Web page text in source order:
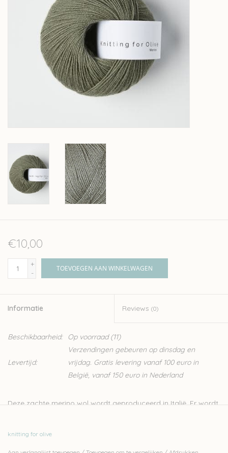
Over wolder
€10,00
+
-
TOEVOEGEN AAN WINKELWAGEN
Informatie Reviews (0)
Beschikbaarheid: Op voorraad(11)
Levertijd:
Verzendingen gebeuren op dinsdag en
vrijdag. Gratis levering vanaf 100 euro in
België, vanaf 150 euro in Nederland
Deze zachte merino wol wordt geproduceerd in Italië. Er wordt
knitting for olive